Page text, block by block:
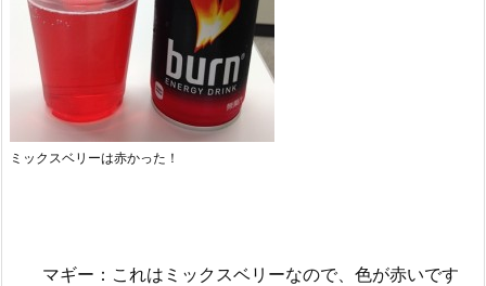
ミックスベリーは赤かった！
マギー：これはミックスベリーなので、色が赤いです